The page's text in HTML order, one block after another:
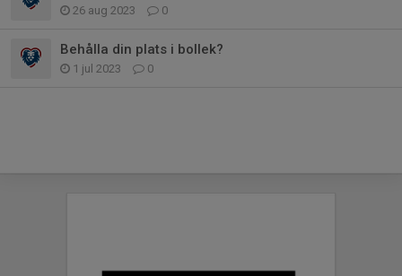
26 aug 2023 0
Behålla din plats i bollek?
1 jul 2023 0